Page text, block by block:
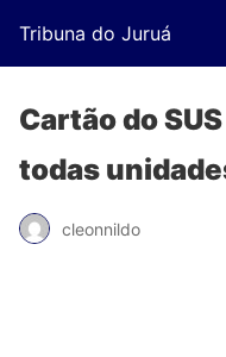
Tribuna do Juruá
Cartão do
todas
cleonnildo